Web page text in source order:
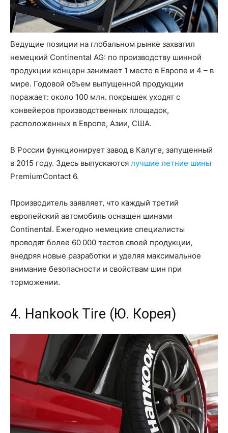
Ведущие позиции на глобальном рынке захватил
немецкий Continental AG: по производству шинной
продукции концерн занимает 1 место в Европе и 4 – в
мире. Годовой объем выпущенной продукции
поражает: около 100 млн. покрышек уходят с
конвейеров производственных площадок,
расположенных в Европе, Азии, США.
В России функционирует завод в Калуге, запущенный
в 2015 году. Здесь выпускаются лучшие летние шины
PremiumContact 6.
Производитель заявляет, что каждый третий
европейский автомобиль оснащен шинами
Continental. Ежегодно немецкие специалисты
проводят более 60 000 тестов своей продукции,
внедряя новые разработки и уделяя максимальное
внимание безопасности и свойствам шин при
торможении.
4. Hankook Tire (Ю. Корея)